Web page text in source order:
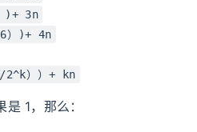
)+ 3n
）)+ 4n
2^k））+ kn
1，那么：